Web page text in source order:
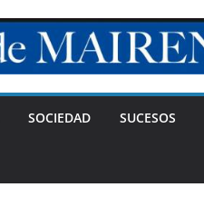
SOCIEDAD SUCESOS